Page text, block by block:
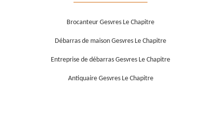
Brocanteur Gesvres Le Chapitre
Débarras de maison Gesvres Le Chapitre
Entreprise de débarras Gesvres Le Chapitre
Antiquaire Gesvres Le Chapitre